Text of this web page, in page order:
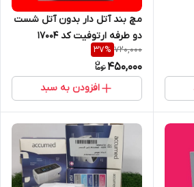
مچ بند آتل دار بدون آتل شست
دو طرفه ارتوفیت کد 17004
720,000
37%
450,000
افزودن به سبد